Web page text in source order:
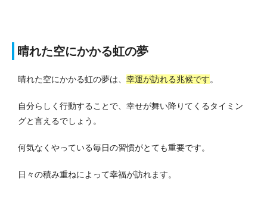
晴れた空にかかる虹の夢
晴れた空にかかる虹の夢は、 幸運が訪れる兆候です。
自分らしく行動することで、幸せが舞い降りてくるタイミン
グと言えるでしょう。
何気なくやっている毎日の習慣がとても重要です。
日々の積み重ねによって幸福が訪れます。